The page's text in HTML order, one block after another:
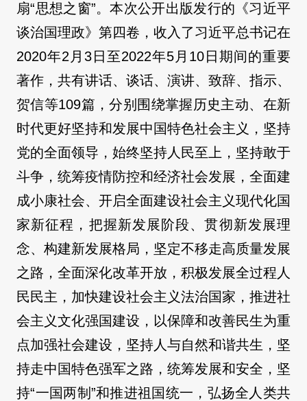
扇“思想之窗”。本次公开出版发行的《习近平
谈治国理政》第四卷，收入了习近平总书记在
2020年2月3日至2022年5月10日期间的重要
著作，共有讲话、谈话、演讲、致辞、指示、
贺信等109篇，分别围绕掌握历史主动、在新
时代更好坚持和发展中国特色社会主义，坚持
党的全面领导，始终坚持人民至上，坚持敢于
斗争，统筹疫情防控和经济社会发展，全面建
成小康社会、开启全面建设社会主义现代化国
家新征程，把握新发展阶段、贯彻新发展理
念、构建新发展格局，坚定不移走高质量发展
之路，全面深化改革开放，积极发展全过程人
民民主，加快建设社会主义法治国家，推进社
会主义文化强国建设，以保障和改善民生为重
点加强社会建设，坚持人与自然和谐共生，坚
持走中国特色强军之路，统筹发展和安全，坚
持“一国两制”和推进祖国统一，弘扬全人类共